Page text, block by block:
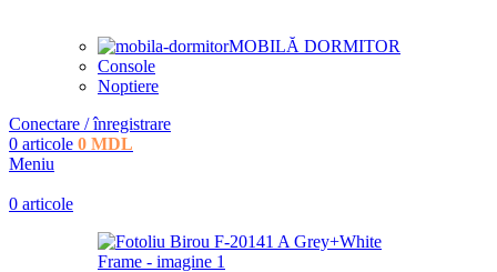
MOBILĂ DORMITOR
Console
Noptiere
Conectare / înregistrare
0 articole 0 MDL
Meniu
0 articole